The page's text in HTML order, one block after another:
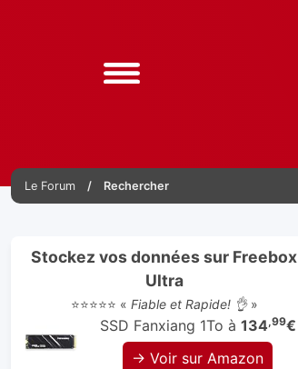
Le Forum Rechercher
Stockez vos données sur Freebox
Ultra
⭐⭐⭐⭐⭐ « Fiable et Rapide! 👌»
SSD Fanxiang 1To à 134,99€
→ Voir sur Amazon